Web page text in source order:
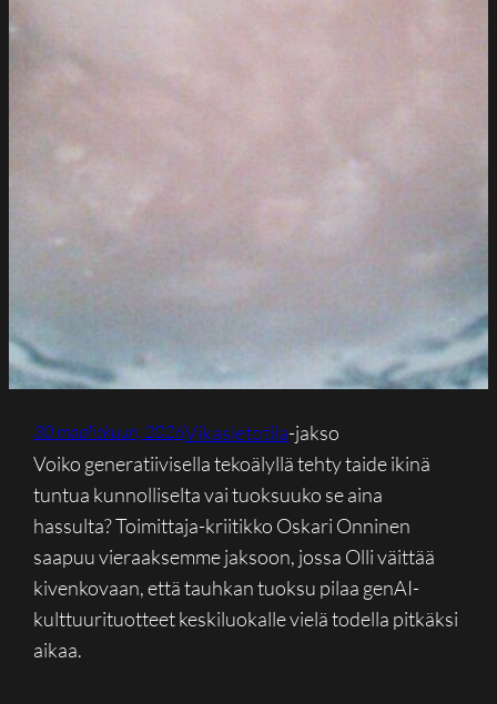
30 maaliskuun, 2026Vikasietotila-jakso
Voiko generatiivisella tekoälyllä tehty taide ikinä
tuntua kunnolliselta vai tuoksuuko se aina
hassulta? Toimittaja-kriitikko Oskari Onninen
saapuu vieraaksemme jaksoon, jossa Olli väittää
kivenkovaan, että tauhkan tuoksu pilaa genAI-
kulttuurituotteet keskiluokalle vielä todella pitkäksi
aikaa.